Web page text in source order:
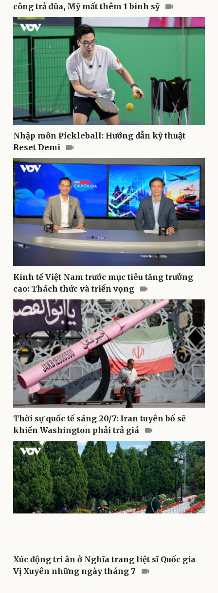
Văn hóa
Sân khấu - Điện ảnh
Văn học
Âm nhạc
Di sản
Nghệ sĩ
Thời trang
Sao Việt
Du lịch
Tư vấn
Săn Tour
check-in
Podcast
Câu chuyện thời sự
Đọc truyện đêm khuya
Cửa sổ tình yêu
Kể chuyện cho bé
Hạt giống tâm hồn
công trả đũa, Mỹ mất thêm 1 binh sỹ
Nhập môn Pickleball: Hướng dẫn kỹ thuật
Reset Demi
Kinh tế Việt Nam trước mục tiêu tăng trưởng
cao: Thách thức và triển vọng
Thời sự quốc tế sáng 20/7: Iran tuyên bố sẽ
khiến Washington phải trả giá
Xúc động tri ân ở Nghĩa trang liệt sĩ Quốc gia
Vị Xuyên những ngày tháng 7